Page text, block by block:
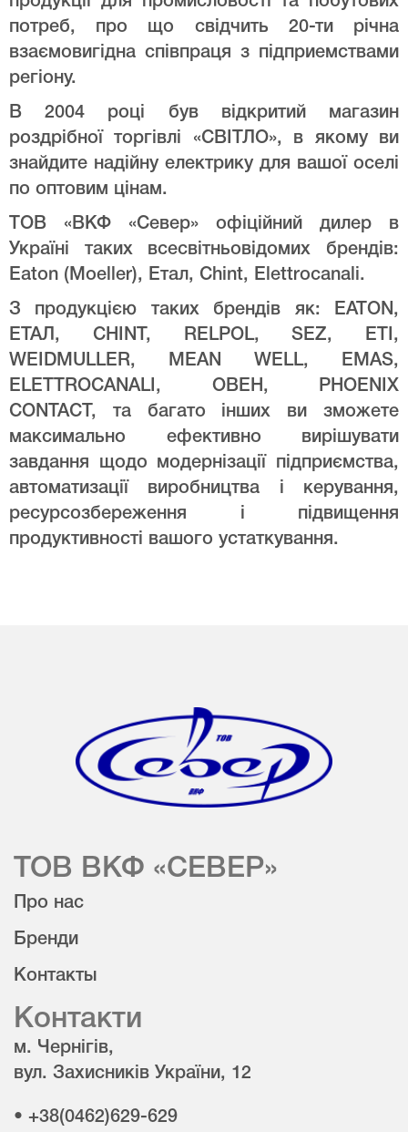
потреб, про що свідчить 20-ти річна
взаємовигідна співпраця з підприемствами
регіону.
В 2004 році був відкритий магазин
роздрібної торгівлі «СВІТЛО», в якому ви
знайдите надійну електрику для вашої оселі
по оптовим цінам.
ТОВ «ВКФ «Север» офіційний дилер в
Україні таких всесвітньовідомих брендів:
Eaton (Moeller), Етал, Chint, Elettrocanali.
З продукцією таких брендів як: EATON,
ЕТАЛ, CHINT, RELPOL, SEZ, ETI,
WEIDMULLER, MEAN WELL, EMAS,
ELETTROCANALI, ОВЕН, PHOENIX
CONTACT, та багато інших ви зможете
максимально ефективно вирішувати
завдання щодо модернізації підприємства,
автоматизації виробництва і керування,
ресурсозбереження і підвищення
продуктивності вашого устаткування.
ТОВ ВКФ «СЕВЕР»
Про нас
Бренди
Контакты
Контакти
м. Чернігів,
вул. Захисників України, 12
• +38(0462)629-629